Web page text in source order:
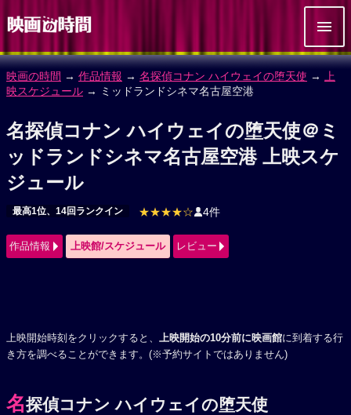
映画の時間 → 作品情報 → 名探偵コナン ハイウェイの堕天使 →
上
映スケジュール → ミッドランドシネマ名古屋空港
名探偵コナン ハイウェイの堕天使＠ミ
ッドランドシネマ名古屋空港 上映スケ
ジュール
最高1位、14回ランクイン ★★★★☆ 4件
作品情報 上映館/スケジュール レビュー
上映開始時刻をクリックすると、 上映開始の10分前に映画館に到着する行
き方を調べることができます。(※予約サイトではありません)
名探偵コナン ハイウェイの堕天使